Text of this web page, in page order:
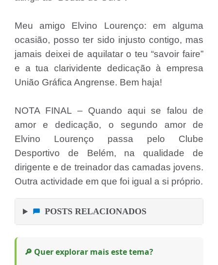
Meu amigo Elvino Lourenço: em alguma
ocasião, posso ter sido injusto contigo, mas
jamais deixei de aquilatar o teu “savoir faire”
e a tua clarividente dedicação à empresa
União Gráfica Angrense. Bem haja!
NOTA FINAL – Quando aqui se falou de
amor e dedicação, o segundo amor de
Elvino Lourenço passa pelo Clube
Desportivo de Belém, na qualidade de
dirigente e de treinador das camadas jovens.
Outra actividade em que foi igual a si próprio.
POSTS RELACIONADOS
🔎 Quer explorar mais este tema?